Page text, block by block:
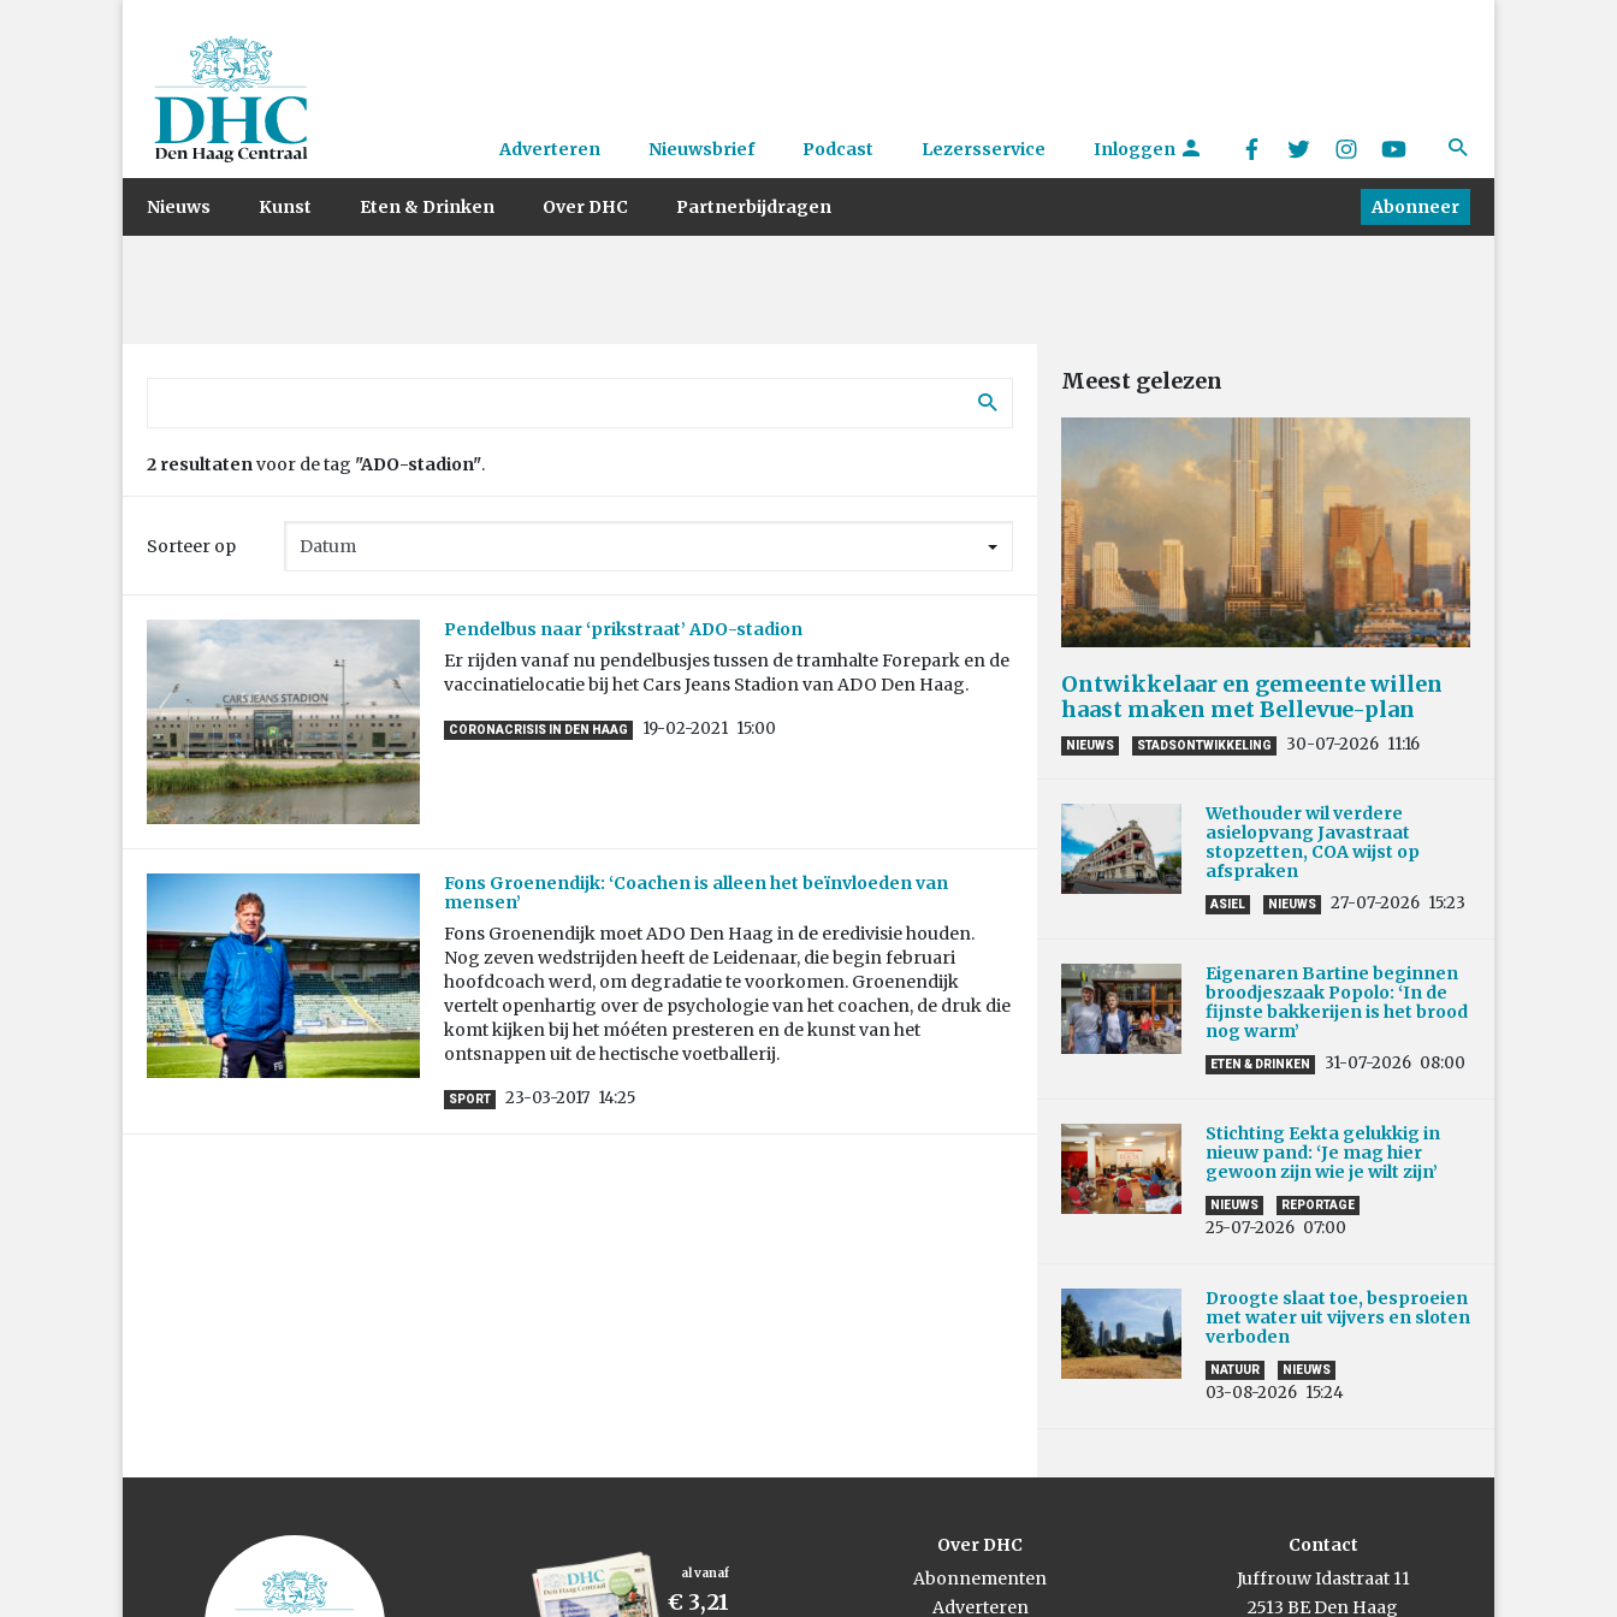
Adverteren Nieuwsbrief Podcast Lezersservice Inloggen
Nieuws Kunst Eten & Drinken Over DHC Partnerbijdragen Abonneer
2 resultatenvoor de tag "ADO-stadion".
Sorteer op
Pendelbus naar ‘prikstraat’ ADO-stadion
Er rijden vanaf nu pendelbusjes tussen de tramhalte Forepark en de
vaccinatielocatie bij het Cars Jeans Stadion van ADO Den Haag.
CORONACRISIS IN DEN HAAG 19-02-2021 15:00
Fons Groenendijk: ‘Coachen is alleen het beïnvloeden van
mensen’
Fons Groenendijk moet ADO Den Haag in de eredivisie houden.
Nog zeven wedstrijden heeft de Leidenaar, die begin februari
hoofdcoach werd, om degradatie te voorkomen. Groenendijk
vertelt openhartig over de psychologie van het coachen, de druk die
komt kijken bij het móéten presteren en de kunst van het
ontsnappen uit de hectische voetballerij.
SPORT 23-03-2017 14:25
Meest gelezen
Ontwikkelaar en gemeente willen
haast maken met Bellevue-plan
NIEUWS STADSONTWIKKELING 30-07-2026 11:16
Wethouder wil verdere
asielopvang Javastraat
stopzetten, COA wijst op
afspraken
ASIEL NIEUWS 27-07-2026 15:23
Eigenaren Bartine beginnen
broodjeszaak Popolo: ‘In de
fijnste bakkerijen is het brood
nog warm’
ETEN & DRINKEN 31-07-2026 08:00
Stichting Eekta gelukkig in
nieuw pand: ‘Je mag hier
gewoon zijn wie je wilt zijn’
NIEUWS REPORTAGE
25-07-2026 07:00
Droogte slaat toe, besproeien
met water uit vijvers en sloten
verboden
NATUUR NIEUWS
03-08-2026 15:24
al vanaf
€ 3,21
Over DHC
Abonnementen
Adverteren
Contact
Juffrouw Idastraat 11
2513 BE Den Haag